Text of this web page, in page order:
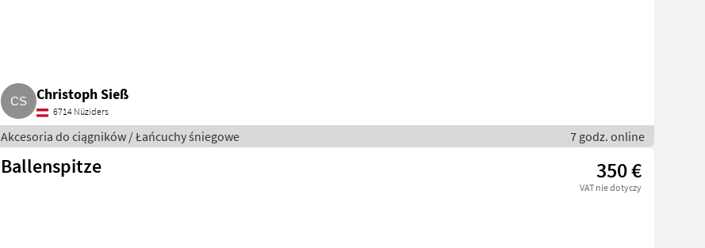
Christoph Sieß
6714 Nüziders
Akcesoria do ciągników / Łańcuchy śniegowe 7 godz. online
Ballenspitze 350 €
VAT nie dotyczy